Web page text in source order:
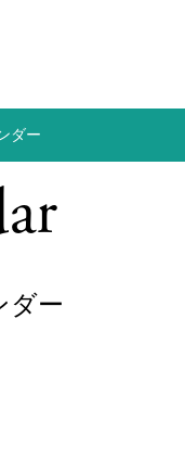
ダー
ダー